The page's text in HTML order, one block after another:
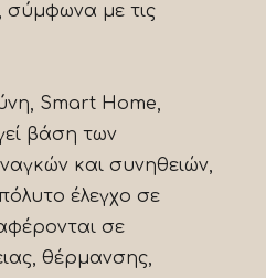
σύμφωνα με τις
Smart Home,
βάση των
και συνηθειών,
έλεγχο σε
σε
θέρμανσης,